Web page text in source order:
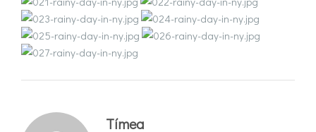
Tímea